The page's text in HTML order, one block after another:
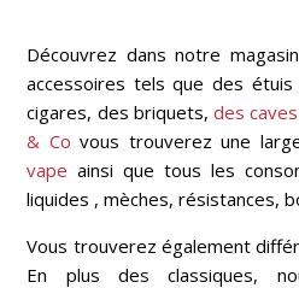
Découvrez dans notre
accessoires tels que des
cigares, des briquets,des
& Co vous trouverez une
vape ainsi que tous les
liquides , mèches, résistances,
Vous trouverez également
En plus des classiques,